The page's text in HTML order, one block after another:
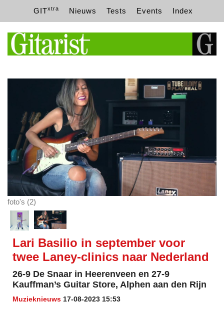
GITxtra Nieuws Tests Events Index
foto's (2)
Lari Basilio in september voor
twee Laney-clinics naar Nederland
26-9 De Snaar in Heerenveen en 27-9
Kauffman’s Guitar Store, Alphen aan den Rijn
Muzieknieuws 17-08-2023 15:53